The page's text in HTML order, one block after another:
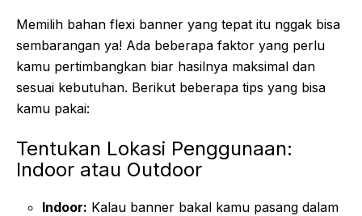
Memilih bahan flexi banner yang tepat itu nggak bisa
sembarangan ya! Ada beberapa faktor yang perlu
kamu pertimbangkan biar hasilnya maksimal dan
sesuai kebutuhan. Berikut beberapa tips yang bisa
kamu pakai:
Tentukan Lokasi Penggunaan:
Indoor atau Outdoor
Indoor: Kalau banner bakal kamu pasang dalam